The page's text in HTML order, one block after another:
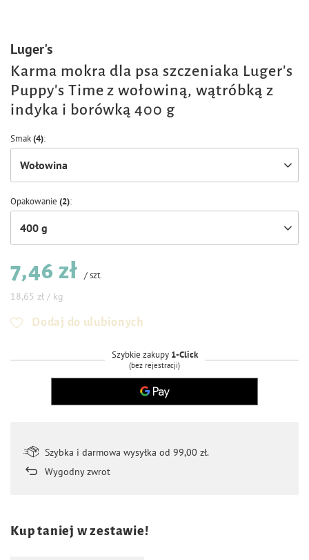
Luger's
Karma mokra dla psa szczeniaka Luger's
Puppy's Time z wołowiną, wątróbką z
indyka i borówką 400 g
Smak(4)
Wołowina
Opakowanie (2)
400 g
7,46 zł /szt.
18,65 zł / kg
Dodaj do ulubionych
Szybkie zakupy 1-Click
(bez rejestracji)
Szybka i darmowa wysyłka od 99,00 zł.
Wygodny zwrot
Kup taniej w zestawie!